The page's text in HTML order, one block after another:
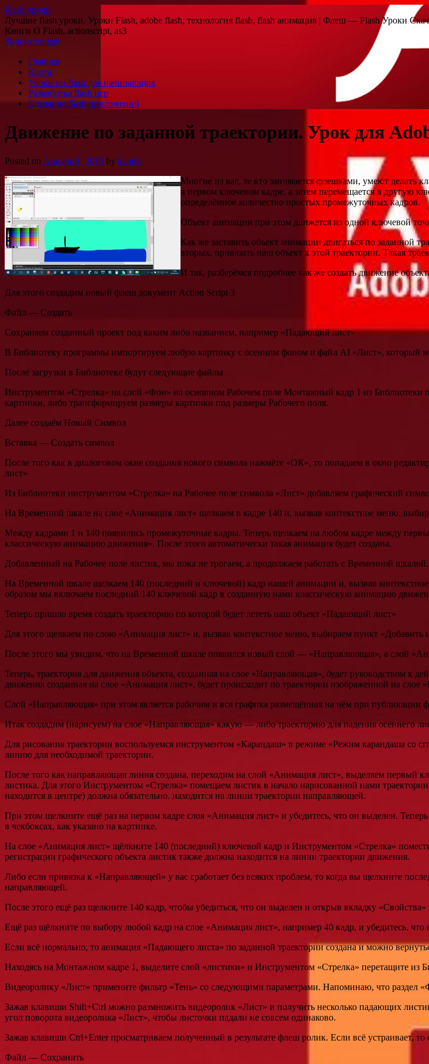
Flash уроки
Лучшие flash уроки. Уроки Flash, adobe flash, технология flash, flash анимация | Флеш — Flash Уроки
Книги О Flash, actionscript, as3
Skip to content
Главная
Карта
Уроки по flash для начинающих
Разработка flash игр
Создание flash приложений
Движение по заданной траектории. Урок для
Posted on Апрель 8, 2019 by kamila
Многие из вас, те кто занимается флешками, умеют делать
в первом ключевом кадре, а затем перемещается в другую
определённое количество простых промежуточныхкадров.
Объект анимации при этом движется из одной ключевой
Как же заставить объект анимации двигаться по заданной
вторых, привязать наш объект к этой траектории. Такая
И так, разберёмся подробнее как же создать движение
Для этого создадим новый флеш документ Action Script 3
Файл — Создать
Сохраняем созданный проект под каким либо названием, например «Падающий лист»
В Библиотеку программы импортируем любую картинку с осенним фоном и файл AI «Лист», который
После загрузки в Библиотеке будут следующие файлы
Инструментом «Стрелка» на слой «Фон» на основном Рабочем поле Монтажный кадр 1 из Библиотеки
картинки, либо трансформируем размеры картинки под размеры Рабочего поля.
Далее создаём Новый Символ
Вставка — Создать символ
После того как в диалоговом окне создания нового символа нажмёте «ОК», то попадаем в окно
лист»
Из Библиотеки инструментом «Стрелка» на Рабочее поле символа «Лист» добавляем графический
На Временной шкале на слое «Анимация лист» щелкаем в кадре 140 и, вызвав контекстное меню,
Между кадрами 1 и 140 появились промежуточные кадры. Теперь щелкаем на любом кадре между
классическую анимацию движения». После этого автоматически такая анимация будет создана.
Добавленный на Рабочее поле листик, мы пока не трогаем, а продолжаем работать с Временной шкалой.
На Временной шкале щелкаем 140 (последний и ключевой) кадр нашей анимации и, вызвав
образом мы включаем последний 140 ключевой кадр в созданную нами классическую анимацию
Теперь пришло время создать траекторию по которой будет лететь наш объект «Падающий лист»
Для этого щелкаем по слою «Анимация лист» и, вызвав контекстное меню, выбираем пункт
После этого мы увидим, что на Временной шкале появился новый слой — «Направляющая», а слой
Теперь, траектория для движения объекта, созданная на слое «Направляющая», будет руководством к
движения созданная на слое «Анимация лист», будет происходит по траектории изображенной на слое
Слой «Направляющая» при этом является рабочим и вся графика размещённая на нём при публикации
Итак создадим (нарисуем) на слое «Направляющая» какую — либо траекторию для падения осеннего
Для рисования траектории воспользуемся инструментом «Карандаш» в режиме «Режим карандаша
линию для необходимой траектории.
После того как направляющая линия создана, переходим на слой «Анимация лист», выделяем первый
листика. Для этого Инструментом «Стрелка» помещаем листик в начало нарисованной нами
находится в центре) должна обязательно. находится на линии траектории направляющей.
При этом щелкните ещё раз на первом кадре слоя «Анимация лист» и убедитесь, что он выделен.
в чекбоксах, как указано на картинке.
На слое «Анимация лист» щёлкните 140 (последний) ключевой кадр и Инструментом «Стрелка»
регистрации графического объекта листик также должна находится на линии траектории движения.
Либо если привязка к «Направляющей» у вас сработает без всяких проблем, то когда вы щелкните
направляющей.
После этого ещё раз щелкните 140 кадр, чтобы убедиться, что он выделен и открыв вкладку
Ещё раз щёлкните по выбору любой кадр на слое «Анимация лист», например 40 кадр, и убедитесь, что
Если всё нормально, то анимация «Падающего листа» по заданной траектории создана и можно
Находясь на Монтажном кадре 1, выделите слой «листики» и Инструментом «Стрелка» перетащите из
Видеоролику «Лист» примените фильтр «Тень» со следующими параметрами. Напоминаю, что раздел
Зажав клавиши Shift+Ctrl можно размножить видеоролик «Лист» и получить несколько падающих
угол поворота видеоролика «Лист», чтобы листочки падали не совсем одинаково.
Зажав клавиши Ctrl+Enter просматриваем полученный в результате флеш ролик. Если всё устраивает,
Файл — Сохранить